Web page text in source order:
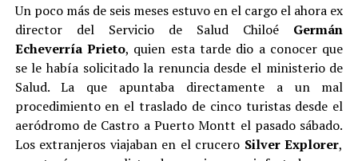
Un poco más de seis meses estuvo en el cargo el ahora ex
director del Servicio de Salud Chiloé Germán
Echeverría Prieto, quien esta tarde dio a conocer que
se le había solicitado la renuncia desde el ministerio de
Salud. La que apuntaba directamente a un mal
procedimiento en el traslado de cinco turistas desde el
aeródromo de Castro a Puerto Montt el pasado sábado.
Los extranjeros viajaban en el crucero Silver Explorer,